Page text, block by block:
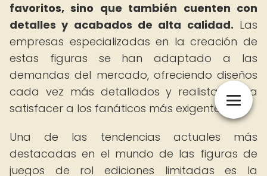
favoritos, sino que también cuenten con
detalles y acabados de alta calidad. Las
empresas especializadas en la creación de
estas figuras se han adaptado a las
demandas del mercado, ofreciendo diseños
cada vez más detallados y realistas para
satisfacer a los fanáticos más exigentes.
Una de las tendencias actuales más
destacadas en el mundo de las figuras de
juegos de rol ediciones limitadas es la